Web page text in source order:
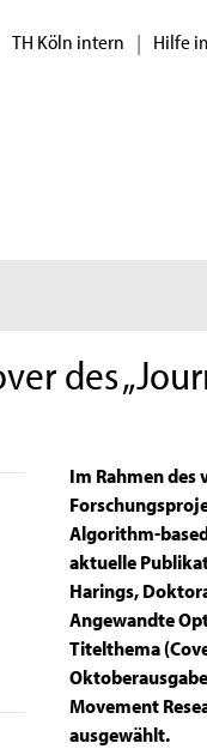
TH Köln intern | Hilfe
des
Im Rahmen des
Algorithm-
aktuelle
Harings,
Angewandte
Titelthema
Movement
ausgewählt.